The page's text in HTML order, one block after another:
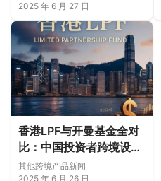
2025 年 6 月 27 日
香港LPF与开曼基金全对
比：中国投资者跨境设基
金的终极选型指南
其他跨境产品新闻
2025 年 6 月 26 日